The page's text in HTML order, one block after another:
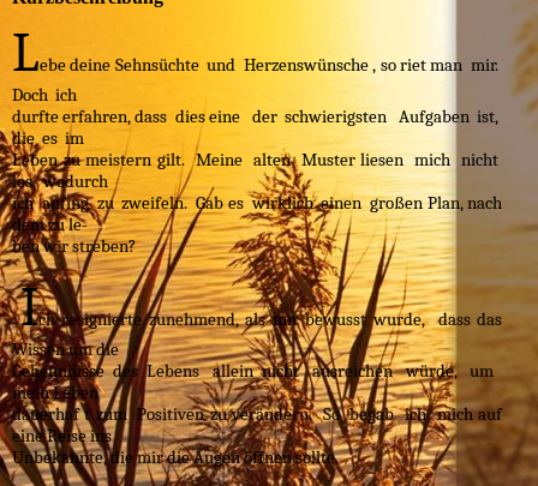
Lebe deine Sehnsüchte und Herzenswünsche , so riet man mir.
Doch ich
durfte erfahren, dass dies eine der schwierigsten Aufgaben ist,
die es im
Leben zu meistern gilt. Meine alten Muster liesen mich nicht
los, wodurch
ich anfing zu zweifeln. Gab es wirklich einen großen Plan, nach
dem zu le-
ben wir streben?
Ich resignierte zunehmend, als mir bewusst wurde, dass das
Wissen um die
Geheimnisse des Lebens allein nicht ausreichen würde, um
mein Leben
dauerhaf t zum Positiven zu verändern. So begab ich mich auf
eine Reise ins
Unbekannte, die mir die Augen öffnen sollte.